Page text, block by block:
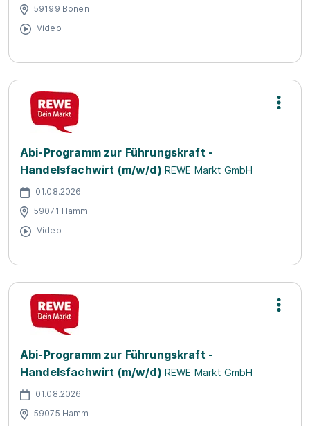
59199 Bönen
Video
Abi-Programm zur Führungskraft -
Handelsfachwirt (m/w/d) REWE Markt GmbH
01.08.2026
59071 Hamm
Video
Abi-Programm zur Führungskraft -
Handelsfachwirt (m/w/d) REWE Markt GmbH
01.08.2026
59075 Hamm